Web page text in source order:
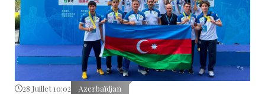
28 Juillet 10:02 Azerbaïdjan